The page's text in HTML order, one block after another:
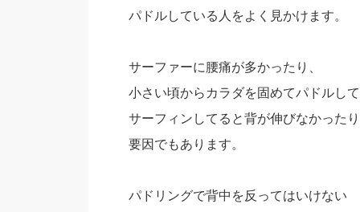
パドルしている人をよく見かけます。
サーファーに腰痛が多かったり、
小さい頃からカラダを固めてパドルして
サーフィンしてると背が伸びなかった
要因でもあります。
パドリングで背中を反ってはいけない